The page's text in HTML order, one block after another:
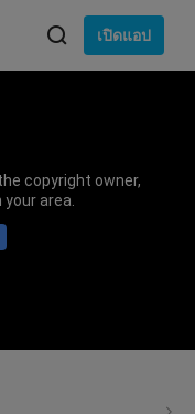
เปิดแอป
copyright owner,
area.